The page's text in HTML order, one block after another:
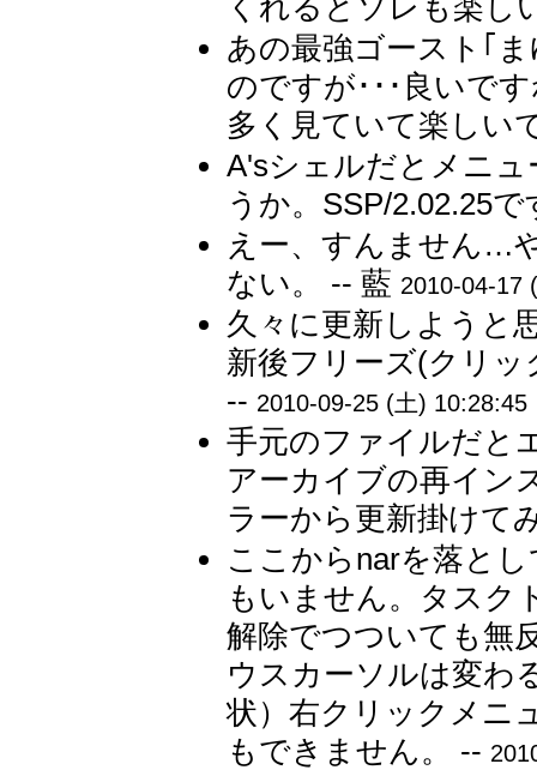
あの最強ゴースト｢
のですが･･･良いで
多く見ていて楽しい
A'sシェルだとメニ
うか。SSP/2.02.25
えー、すんません…
ない。 -- 藍 2010-04-17
久々に更新しようと
新後フリーズ(クリ
-- 2010-09-25 (土) 10:28:45
手元のファイルだと
アーカイブの再イン
ラーから更新掛けて
ここからnarを落と
もいません。タスク
解除でつついても無
ウスカーソルは変わ
状）右クリックメニ
もできません。 --